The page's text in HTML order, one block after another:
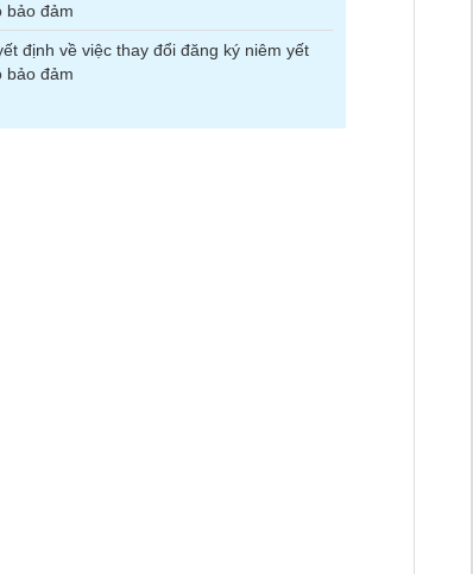
bảo đảm
định về việc thay đổi đăng ký niêm yết
bảo đảm